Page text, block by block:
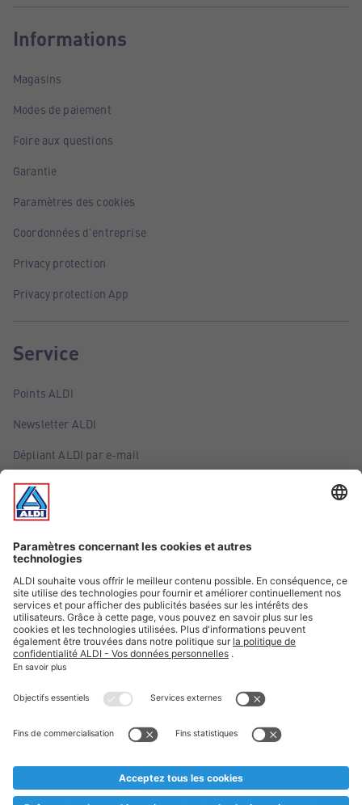
Informations
Magasins
Modes de paiement
Foire aux questions
Garantie
Paramètres des cookies
Coordonnées d'entreprise
Privacy protection
Privacy protection App
Service
Points ALDI
Newsletter ALDI
Dépliant ALDI par e-mail
Offres
Infos essentielles
Suivez ALDI Belgique
Textes marqués d'un astérisque et mentions légales
* Nous vendons ces articles temporairement et jusqu'à
au cas où, malgré le planning bien étudié, nous serions
prématurément en rupture de stock. Prix Recupel et TVA incl.
** Sur ce site, l’utilisation de la forme masculine a été adoptée